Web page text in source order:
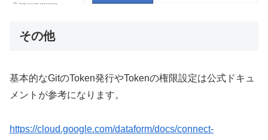
その他
基本的なGitのToken発行やTokenの権限設定は公式ドキュ
メントが参考になります。
https://cloud.google.com/dataform/docs/connect-